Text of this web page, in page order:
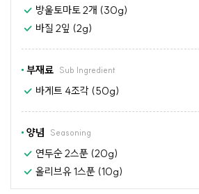
방울토마토 2개 (30g)
바질 2잎 (2g)
부재료 Sub Ingredient
바게트 4조각 (50g)
양념 Seasoning
연두순 2스푼 (20g)
올리브유 1스푼 (10g)